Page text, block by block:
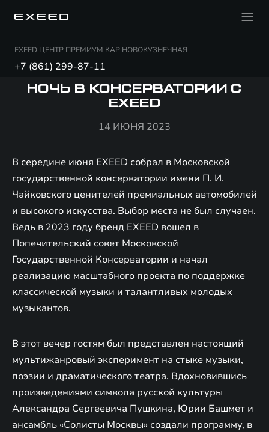
EXEED ЦЕНТР ПРЕМИУМ КАР НОВОКУЗНЕЧНАЯ
+7 (861) 299-87-11
НОЧЬ В КОНСЕРВАТОРИИ С
EXEED
14 ИЮНЯ 2023
В середине июня EXEED собрал в Московской
государственной консерватории имени П. И.
Чайковского ценителей премиальных автомобилей
и высокого искусства. Выбор места не был случаен.
Ведь в 2023 году бренд EXEED вошел в
Попечительский совет Московской
Государственной Консерватории и начал
реализацию масштабного проекта по поддержке
классической музыки и талантливых молодых
музыкантов.
В этот вечер гостям был представлен настоящий
мультижанровый эксперимент на стыке музыки,
поэзии и драматического театра. Вдохновившись
произведениями символа русской культуры
Александра Сергеевича Пушкина, Юрии Башмет и
ансамбль «Солисты Москвы» создали программу, в